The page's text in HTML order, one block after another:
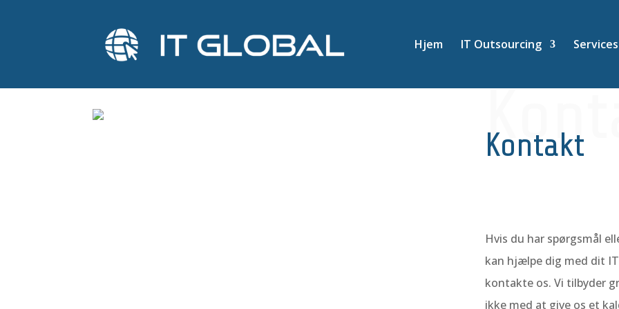
Hjem IT Outsourcing Services
Kontakt
Hvis du har spørgsmål
kan hjælpe dig med dit
kontakte os. Vi tilbyder
ikke med at give os et